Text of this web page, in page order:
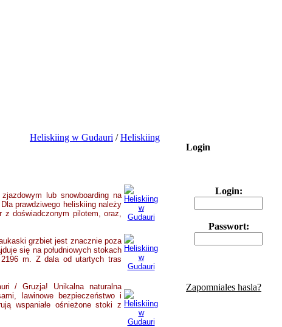
Heliskiing w Gudauri /Heliskiing
lub snowboarding na
prawdziwego heliskiing należy
z doświadczonym pilotem, oraz,
grzbiet jest znacznie poza
się na południowych stokach
m. Z dala od utartych tras
/ Gruzja! Unikalna naturalna
lawinowe bezpieczeństwo i
wspaniałe ośnieżone stoki z
Login
Login:
Passwort:
Zapomniales hasla?